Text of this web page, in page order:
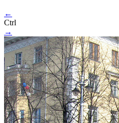
←
Ctrl
→